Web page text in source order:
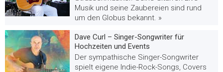
Musik und seine Zaubereien sind rund
um den Globus bekannt. »
Dave Curl – Singer-Songwriter für
Hochzeiten und Events
Der sympathische Singer-Songwriter
spielt eigene Indie-Rock-Songs, Covers